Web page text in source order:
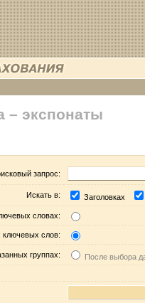
– экспонаты
запрос:
Искать в: Заголовках
словах:
ключевых слов:
группах: После выбора